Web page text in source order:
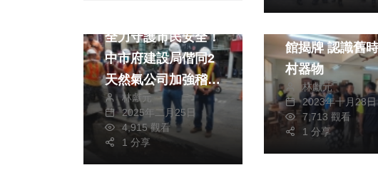
全力守護市民安全！
中市府建設局偕同2
天然氣公司加強稽查
作業林獻元
2025年二月25日
4,915 觀看
1 分享
館揭牌 認識舊時農
村器物
林獻元
2023年十月28日
7,713 觀看
1 分享